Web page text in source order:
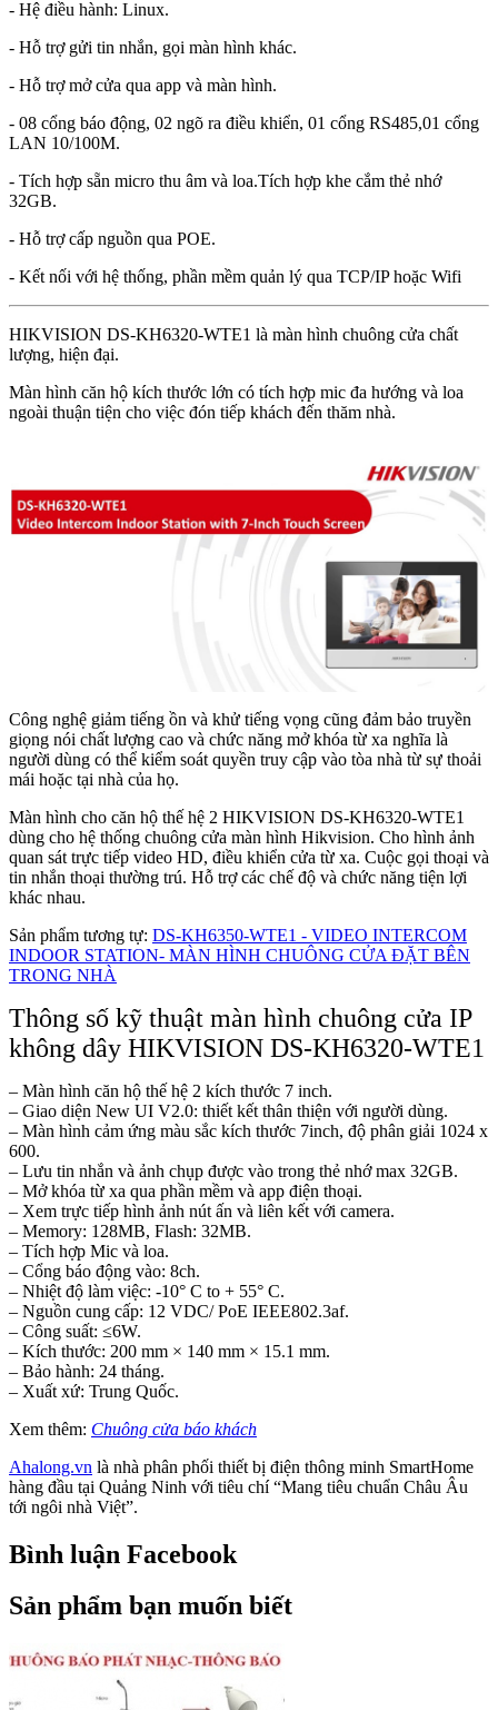
- Hệ điều hành: Linux.
- Hỗ trợ gửi tin nhắn, gọi màn hình khác.
- Hỗ trợ mở cửa qua app và màn hình.
- 08 cổng báo động, 02 ngõ ra điều khiển, 01 cổng RS485,01 cổng
LAN 10/100M.
- Tích hợp sẵn micro thu âm và loa.Tích hợp khe cắm thẻ nhớ
32GB.
- Hỗ trợ cấp nguồn qua POE.
- Kết nối với hệ thống, phần mềm quản lý qua TCP/IP hoặc Wifi
HIKVISION DS-KH6320-WTE1 là màn hình chuông cửa chất
lượng, hiện đại.
Màn hình căn hộ kích thước lớn có tích hợp mic đa hướng và loa
ngoài thuận tiện cho việc đón tiếp khách đến thăm nhà.
Công nghệ giảm tiếng ồn và khử tiếng vọng cũng đảm bảo truyền
giọng nói chất lượng cao và chức năng mở khóa từ xa nghĩa là
người dùng có thể kiểm soát quyền truy cập vào tòa nhà từ sự thoải
mái hoặc tại nhà của họ.
Màn hình cho căn hộ thế hệ 2 HIKVISION DS-KH6320-WTE1
dùng cho hệ thống chuông cửa màn hình Hikvision. Cho hình ảnh
quan sát trực tiếp video HD, điều khiển cửa từ xa. Cuộc gọi thoại và
tin nhắn thoại thường trú. Hỗ trợ các chế độ và chức năng tiện lợi
khác nhau.
Sản phẩm tương tự: DS-KH6350-WTE1 - VIDEO INTERCOM
INDOOR STATION- MÀN HÌNH CHUÔNG CỬA ĐẶT BÊN
TRONG NHÀ
Thông số kỹ thuật màn hình chuông cửa IP
không dây HIKVISION DS-KH6320-WTE1
– Màn hình căn hộ thế hệ 2 kích thước 7 inch.
– Giao diện New UI V2.0: thiết kết thân thiện với người dùng.
– Màn hình cảm ứng màu sắc kích thước 7inch, độ phân giải 1024 x
600.
– Lưu tin nhắn và ảnh chụp được vào trong thẻ nhớ max 32GB.
– Mở khóa từ xa qua phần mềm và app điện thoại.
– Xem trực tiếp hình ảnh nút ấn và liên kết với camera.
– Memory: 128MB, Flash: 32MB.
– Tích hợp Mic và loa.
– Cổng báo động vào: 8ch.
– Nhiệt độ làm việc: -10° C to + 55° C.
– Nguồn cung cấp: 12 VDC/ PoE IEEE802.3af.
– Công suất: ≤6W.
– Kích thước: 200 mm × 140 mm × 15.1 mm.
– Bảo hành: 24 tháng.
– Xuất xứ: Trung Quốc.
Xem thêm: Chuông cửa báo khách
Ahalong.vn là nhà phân phối thiết bị điện thông minh SmartHome
hàng đầu tại Quảng Ninh với tiêu chí “Mang tiêu chuẩn Châu Âu
tới ngôi nhà Việt”.
Bình luận Facebook
Sản phẩm bạn muốn biết